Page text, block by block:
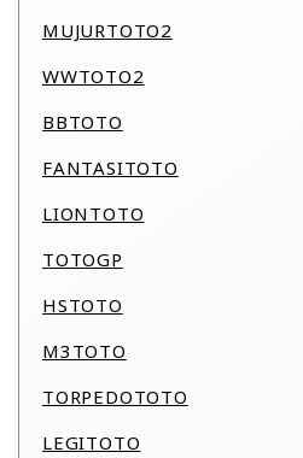
MUJURTOTO2
WWTOTO2
BBTOTO
FANTASITOTO
LIONTOTO
TOTOGP
HSTOTO
M3TOTO
TORPEDOTOTO
LEGITOTO